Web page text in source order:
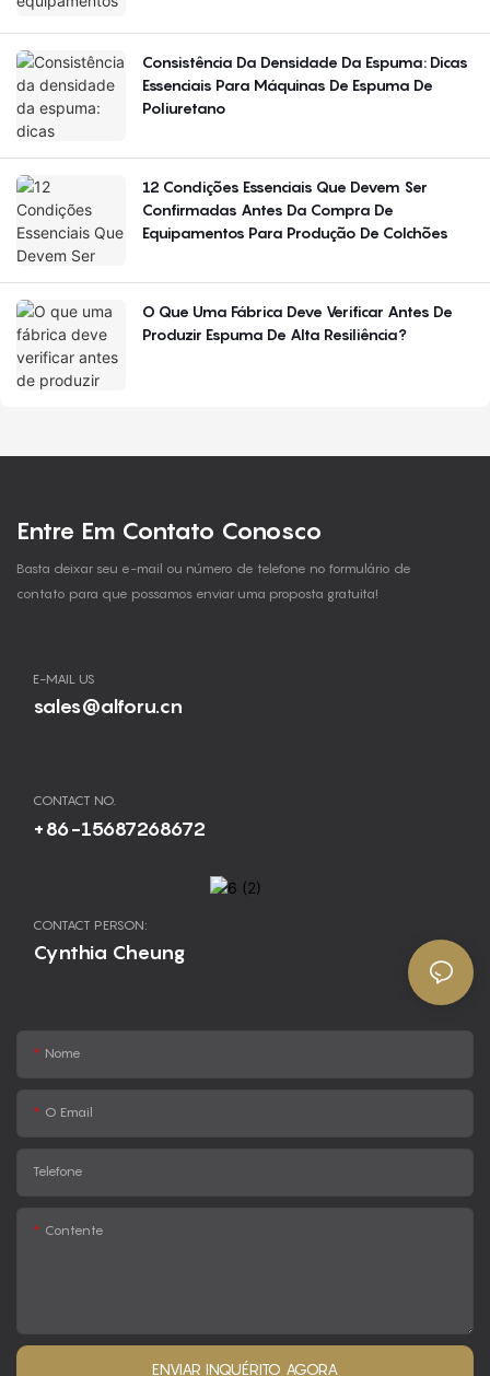
Consistência Da Densidade Da Espuma: Dicas
Essenciais Para Máquinas De Espuma De
Poliuretano
12 Condições Essenciais Que Devem Ser
Confirmadas Antes Da Compra De
Equipamentos Para Produção De Colchões
O Que Uma Fábrica Deve Verificar Antes De
Produzir Espuma De Alta Resiliência?
Entre Em Contato Conosco
Basta deixar seu e-mail ou número de telefone no formulário de
contato para que possamos enviar uma proposta gratuita!
E-MAIL US
sales@alforu.cn
CONTACT NO.
+86-15687268672
CONTACT PERSON:
Cynthia Cheung
Nome
O Email
Telefone
Contente
ENVIAR INQUÉRITO AGORA